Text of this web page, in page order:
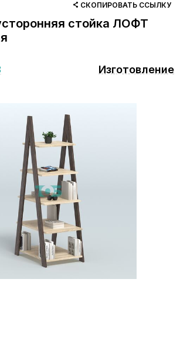
СКОПИРОВАТЬ ССЫЛКУ
стойка ЛОФТ
Изготовление